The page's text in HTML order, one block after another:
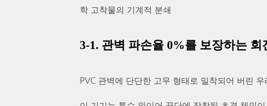
학 고착물의 기계적 분쇄
3-1. 관벽 파손율 0%를 보장하는
PVC 관벽에 단단한 고무 형태로 밀착되어 버린